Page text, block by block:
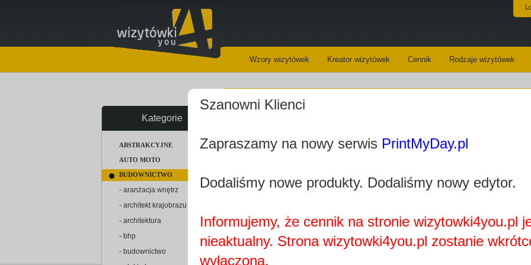
Wzory wizytówek Kreator wizytówek Cennik Rodzaje wizytówek
Kategorie
ABSTRAKCYJNE
AUTO MOTO
BUDOWNICTWO
- aranżacja wnętrz
- architekt krajobrazu
- architektura
- bhp
- budownictwo
Wzory wizytówek budownictwo, projekty
Szanowni Klienci
Zapraszamy na nowy serwis PrintMyDay.pl
Dodaliśmy nowe produkty. Dodaliśmy nowy edytor.
Informujemy, że cennik na stronie wizytowki4you.pl
nieaktualny. Strona wizytowki4you.pl zostanie
wyłączona.